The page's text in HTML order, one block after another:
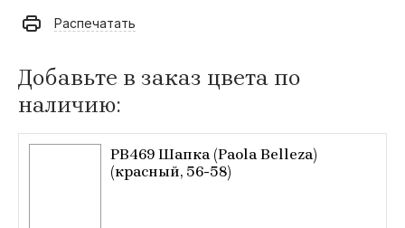
Распечатать
Добавьте в заказ цвета по
наличию:
PB469 Шапка (Paola Belleza)
(красный, 56-58)